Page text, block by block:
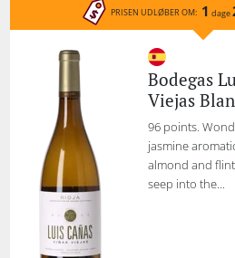
PRISEN UDLØBER OM: 1 dage
Bodegas
Viejas
96 points.
jasmine
almond and
seep into the...